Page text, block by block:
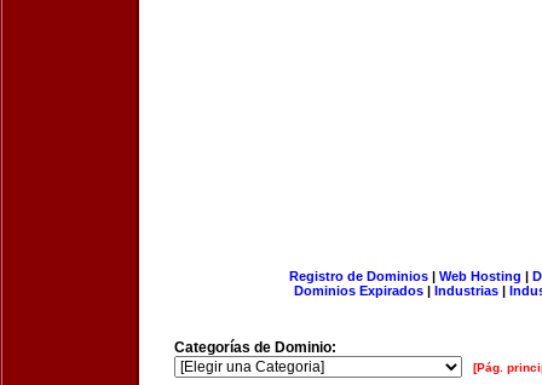
Registro de Dominios| Web Hosting |
Dominios Expirados | Industrias |
Categorías de Dominio:
[Pág.